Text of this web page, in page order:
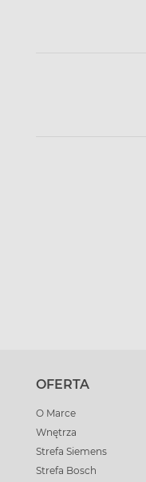
OFERTA
O Marce
Wnętrza
Strefa Siemens
Strefa Bosch